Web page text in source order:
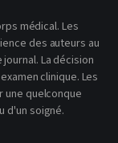
médical. Les
des auteurs au
La décision
clinique. Les
une quelconque
d'un soigné.